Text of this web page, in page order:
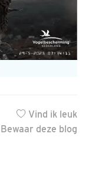
Vind ik leuk
Bewaar deze blog